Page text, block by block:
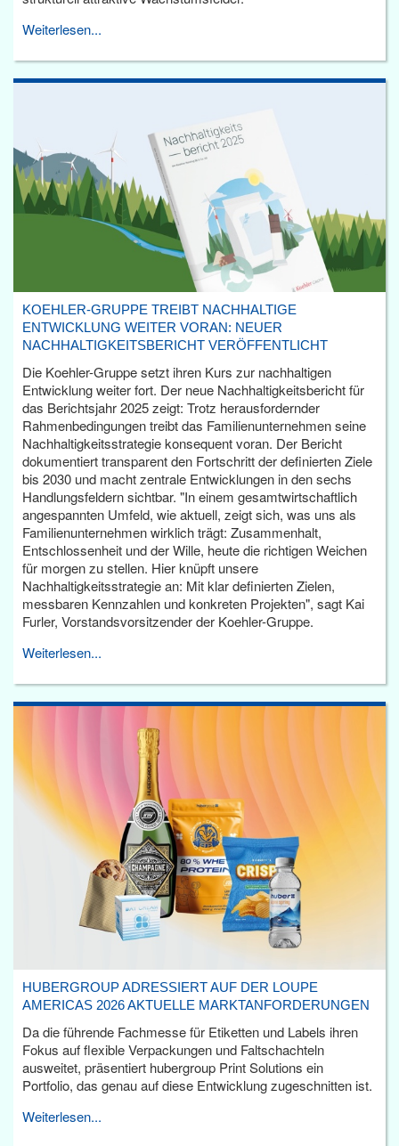
Weiterlesen...
KOEHLER-GRUPPE TREIBT NACHHALTIGE
ENTWICKLUNG WEITER VORAN: NEUER
NACHHALTIGKEITSBERICHT VERÖFFENTLICHT
Die Koehler-Gruppe setzt ihren Kurs zur nachhaltigen
Entwicklung weiter fort. Der neue Nachhaltigkeitsbericht für
das Berichtsjahr 2025 zeigt: Trotz herausfordernder
Rahmenbedingungen treibt das Familienunternehmen seine
Nachhaltigkeitsstrategie konsequent voran. Der Bericht
dokumentiert transparent den Fortschritt der definierten Ziele
bis 2030 und macht zentrale Entwicklungen in den sechs
Handlungsfeldern sichtbar. "In einem gesamtwirtschaftlich
angespannten Umfeld, wie aktuell, zeigt sich, was uns als
Familienunternehmen wirklich trägt: Zusammenhalt,
Entschlossenheit und der Wille, heute die richtigen Weichen
für morgen zu stellen. Hier knüpft unsere
Nachhaltigkeitsstrategie an: Mit klar definierten Zielen,
messbaren Kennzahlen und konkreten Projekten", sagt Kai
Furler, Vorstandsvorsitzender der Koehler-Gruppe.
Weiterlesen...
HUBERGROUP ADRESSIERT AUF DER LOUPE
AMERICAS 2026 AKTUELLE MARKTANFORDERUNGEN
Da die führende Fachmesse für Etiketten und Labels ihren
Fokus auf flexible Verpackungen und Faltschachteln
ausweitet, präsentiert hubergroup Print Solutions ein
Portfolio, das genau auf diese Entwicklung zugeschnitten ist.
Weiterlesen...